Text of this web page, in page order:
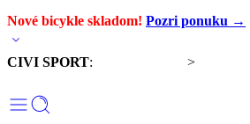
Nové bicykle skladom! Pozri ponuku →
CIVI SPORT: >